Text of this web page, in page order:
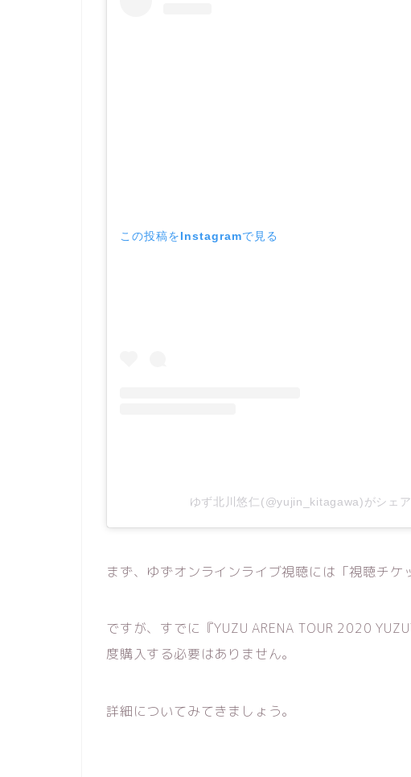
この投稿をInstagramで見る
ゆず北川悠仁(@yujin_kitagawa)がシェ
まず、ゆずオンラインライブ視聴には「視聴チケ
ですが、すでに『YUZU ARENA TOUR 2020
度購入する必要はありません。
詳細についてみてきましょう。